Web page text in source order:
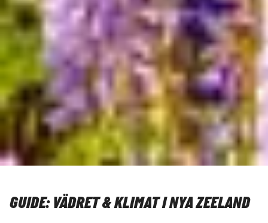
GUIDE: VÄDRET & KLIMAT I NYA ZEELAND